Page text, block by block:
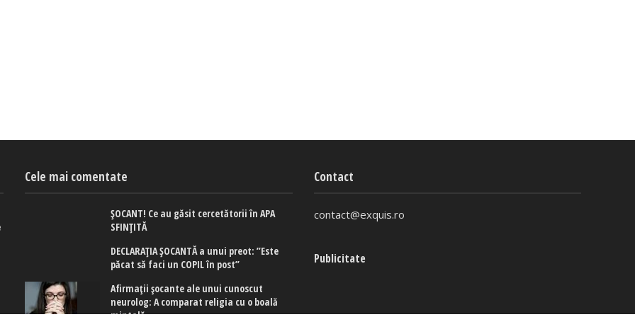
Cele mai comentate
ȘOCANT! Ce au găsit cercetătorii în APA
SFINȚITĂ
DECLARAȚIA ȘOCANTĂ a unui preot: ”Este
păcat să faci un COPIL în post”
Afirmaţii şocante ale unui cunoscut
neurolog: A comparat religia cu o boală
Contact
contact@exquis.ro
Publicitate